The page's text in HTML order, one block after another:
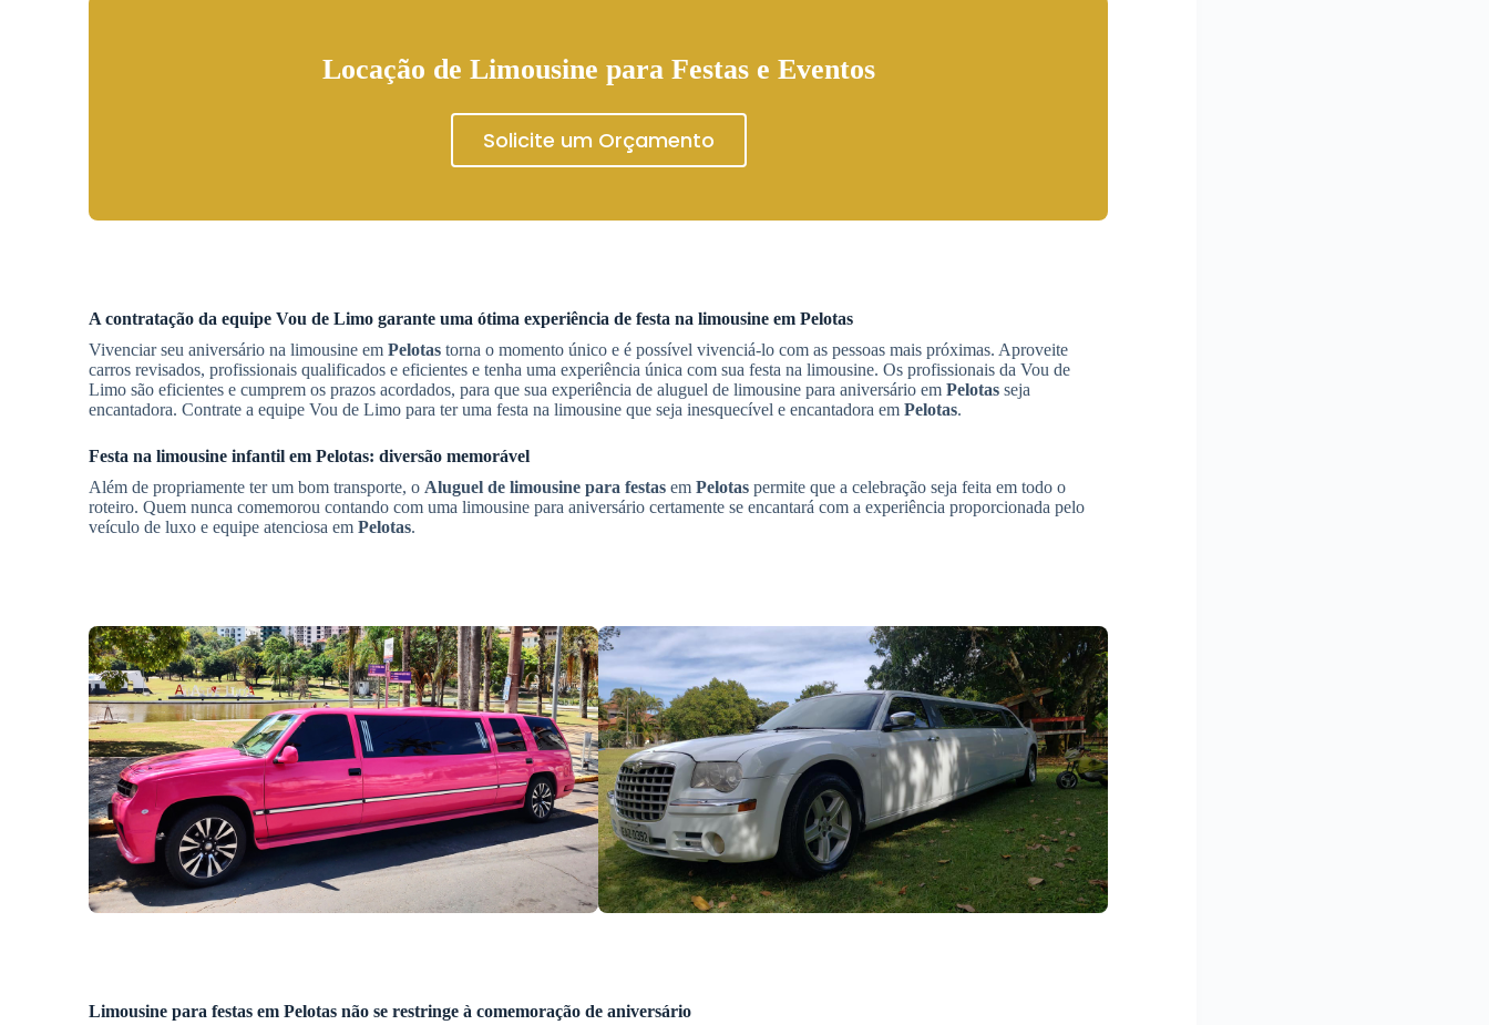
Locação de Limousine para Festas e Eventos
Solicite um Orçamento
A contratação da equipe Vou de Limo garante uma ótima experiência de festa na limousine em Pelotas
Vivenciar seu aniversário na limousine em Pelotas torna o momento único e é possível vivenciá-lo com as pessoas mais próximas. Aproveite
carros revisados, profissionais qualificados e eficientes e tenha uma experiência única com sua festa na limousine. Os profissionais da Vou de
Limo são eficientes e cumprem os prazos acordados, para que sua experiência de aluguel de limousine para aniversário em Pelotas seja
encantadora. Contrate a equipe Vou de Limo para ter uma festa na limousine que seja inesquecível e encantadora em Pelotas.
Festa na limousine infantil em Pelotas: diversão memorável
Além de propriamente ter um bom transporte, o Aluguel de limousine para festas em Pelotas permite que a celebração seja feita em todo o
roteiro. Quem nunca comemorou contando com uma limousine para aniversário certamente se encantará com a experiência proporcionada pelo
veículo de luxo e equipe atenciosa em Pelotas.
Limousine para festas em Pelotas não se restringe à comemoração de aniversário